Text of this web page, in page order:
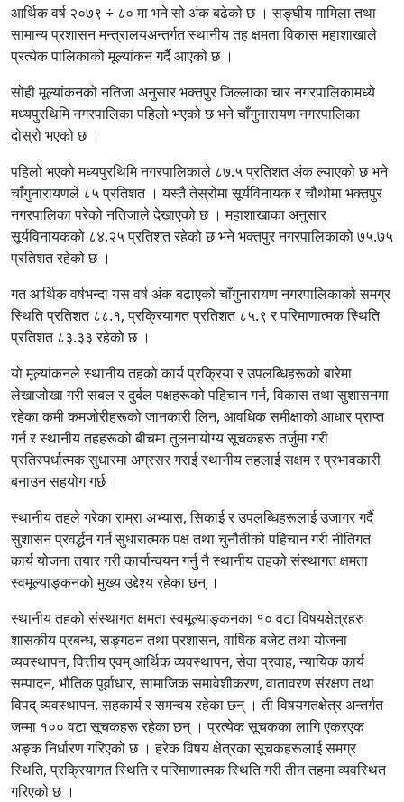
आर्थिक वर्ष २०७९ ÷ ८० मा भने सो अंक बढेको छ । सङ्‍घीय मामिला तथा
सामान्य प्रशासन मन्त्रालयअन्तर्गत स्थानीय तह क्षमता विकास महाशाखाले
प्रत्येक पालिकाको मूल्यांकन गर्दै आएको छ ।
सोही मूल्यांकनको नतिजा अनुसार भक्तपुर जिल्लाका चार नगरपालिकामध्ये
मध्यपुरथिमि नगरपालिका पहिलो भएको छ भने चाँगुनारायण नगरपालिका
दोस्रो भएको छ ।
पहिलो भएको मध्यपुरथिमि नगरपालिकाले ८७.५ प्रतिशत अंक ल्याएको छ भने
चाँगुनारायणले ८५ प्रतिशत । यस्तै तेस्रोमा सूर्यविनायक र चौथोमा भक्तपुर
नगरपालिका परेको नतिजाले देखाएको छ । महाशाखाका अनुसार
सूर्यविनायकको ८४.२५ प्रतिशत रहेको छ भने भक्तपुर नगरपालिकाको ७५.७५
प्रतिशत रहेको छ ।
गत आर्थिक वर्षभन्दा यस वर्ष अंक बढाएको चाँगुनारायण नगरपालिकाको समग्र
स्थिति प्रतिशत ८८.१, प्रक्रियागत प्रतिशत ८५.९ र परिमाणात्मक स्थिति
प्रतिशत ८३.३३ रहेको छ ।
यो मूल्यांकनले स्थानीय तहको कार्य प्रक्रिया र उपलब्धिहरूको बारेमा
लेखाजोखा गरी सबल र दुर्बल पक्षहरूको पहिचान गर्न, विकास तथा सुशासनमा
रहेका कमी कमजोरीहरूको जानकारी लिन, आवधिक समीक्षाको आधार प्राप्त
गर्न र स्थानीय तहहरूको बीचमा तुलनायोग्य सूचकहरू तर्जुमा गरी
प्रतिस्पर्धात्मक सुधारमा अग्रसर गराई स्थानीय तहलाई सक्षम र प्रभावकारी
बनाउन सहयोग गर्छ ।
स्थानीय तहले गरेका राम्रा अभ्यास, सिकाई र उपलब्धिहरूलाई उजागर गर्दै
सुशासन प्रवर्द्धन गर्न सुधारात्मक पक्ष तथा चुनौतीको पहिचान गरी नीतिगत
कार्य योजना तयार गरी कार्यान्वयन गर्नु नै स्थानीय तहको संस्थागत क्षमता
स्वमूल्याङ्कनको मुख्य उद्देश्य रहेका छन् ।
स्थानीय तहको संस्थागत क्षमता स्वमूल्याङ्कनका १० वटा विषयक्षेत्रहरु
शासकीय प्रबन्ध, सङ्गठन तथा प्रशासन, वार्षिक बजेट तथा योजना
व्यवस्थापन, वित्तीय एवम् आर्थिक व्यवस्थापन, सेवा प्रवाह, न्यायिक कार्य
सम्पादन, भौतिक पूर्वाधार, सामाजिक समावेशीकरण, वातावरण संरक्षण तथा
विपद् व्यवस्थापन, सहकार्य र समन्वय रहेका छन् । ती विषयगतक्षेत्र अन्तर्गत
जम्मा १०० वटा सूचकहरू रहेका छन् । प्रत्येक सूचकका लागि एकरएक
अङ्क निर्धारण गरिएको छ । हरेक विषय क्षेत्रका सूचकहरूलाई समग्र
स्थिति, प्रक्रियागत स्थिति र परिमाणात्मक स्थिति गरी तीन तहमा व्यवस्थित
गरिएको छ ।